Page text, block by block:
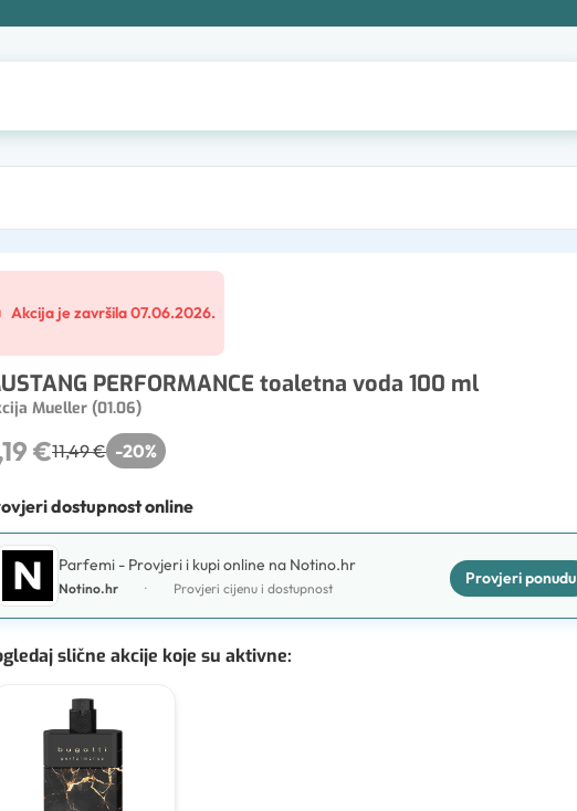
Akcija je završila 07.06.2026.
PERFORMANCE toaletna voda 100 ml
Mueller (01.06)
€11,49 € -20%
dostupnost online
Parfemi - Provjeri i kupi online na Notino.hr
Notino.hr · Provjeri cijenu i dostupnost
Provjeri ponudu
slične akcije koje su aktivne: